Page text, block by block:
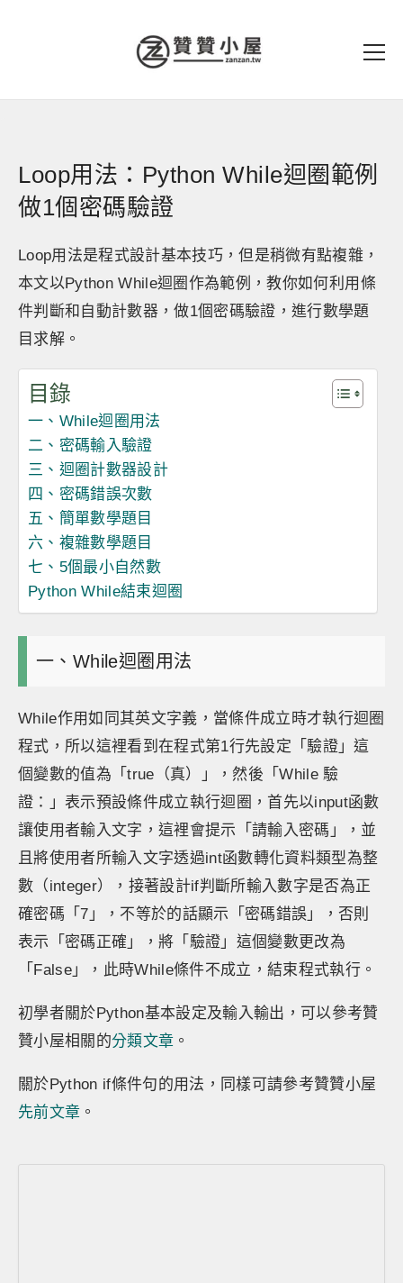
Loop用法：Python While迴圈範例
做1個密碼驗證
Loop用法是程式設計基本技巧，但是稍微有點複雜，
本文以Python While迴圈作為範例，教你如何利用條
件判斷和自動計數器，做1個密碼驗證，進行數學題
目求解。
目錄
一、While迴圈用法
二、密碼輸入驗證
三、迴圈計數器設計
四、密碼錯誤次數
五、簡單數學題目
六、複雜數學題目
七、5個最小自然數
Python While結束迴圈
一、While迴圈用法
While作用如同其英文字義，當條件成立時才執行迴圈
程式，所以這裡看到在程式第1行先設定「驗證」這
個變數的值為「true（真）」，然後「While 驗
證：」表示預設條件成立執行迴圈，首先以input函數
讓使用者輸入文字，這裡會提示「請輸入密碼」，並
且將使用者所輸入文字透過int函數轉化資料類型為整
數（integer），接著設計if判斷所輸入數字是否為正
確密碼「7」，不等於的話顯示「密碼錯誤」，否則
表示「密碼正確」，將「驗證」這個變數更改為
「False」，此時While條件不成立，結束程式執行。
初學者關於Python基本設定及輸入輸出，可以參考贊
贊小屋相關的分類文章 。
關於Python if條件句的用法，同樣可請參考贊贊小屋
先前文章 。